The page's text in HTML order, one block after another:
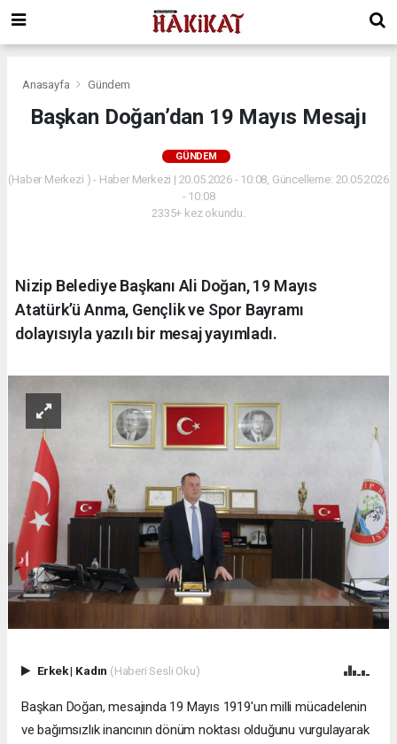
Anasayfa Gündem
Başkan Doğan’dan 19 Mayıs Mesajı
GÜNDEM
(Haber Merkezi ) - Haber Merkezi | 20.05.2026 - 10:08, Güncelleme: 20.05.2026
- 10:08
2335+ kez okundu.
​Nizip Belediye Başkanı Ali Doğan, 19 Mayıs
Atatürk’ü Anma, Gençlik ve Spor Bayramı
dolayısıyla yazılı bir mesaj yayımladı.
Erkek| Kadın (Haberi Sesli Oku)
​Başkan Doğan, mesajında 19 Mayıs 1919'un milli mücadelenin
ve bağımsızlık inancının dönüm noktası olduğunu vurgulayarak